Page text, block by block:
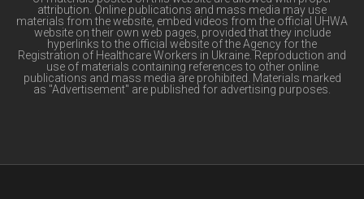
attribution. Online publications and mass media may use
materials from the website, embed videos from the official UHWA
website on their own web pages, provided that they include
hyperlinks to the official website of the Agency for the
Registration of Healthcare Workers in Ukraine. Reproduction and
use of materials containing references to other online
publications and mass media are prohibited. Materials marked
as "Advertisement" are published for advertising purposes.